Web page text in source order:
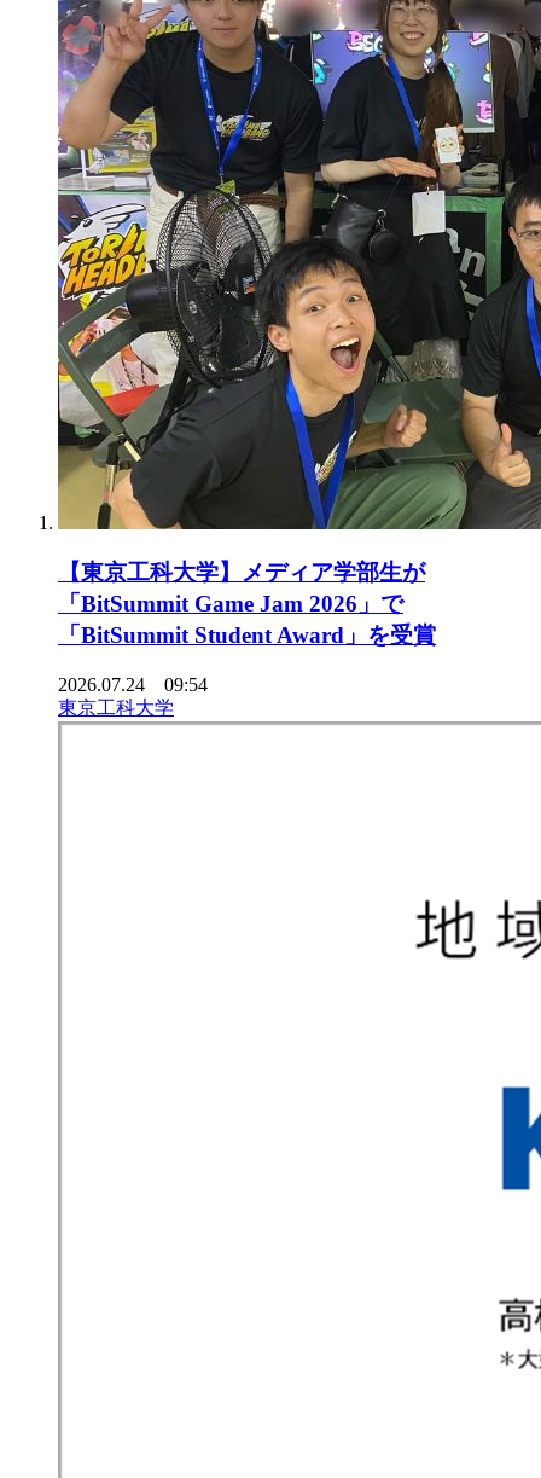
【東京工科大学】メディア学部生が
「BitSummit Game Jam 2026」で
「BitSummit Student Award」を受賞
2026.07.24 09:54
東京工科大学